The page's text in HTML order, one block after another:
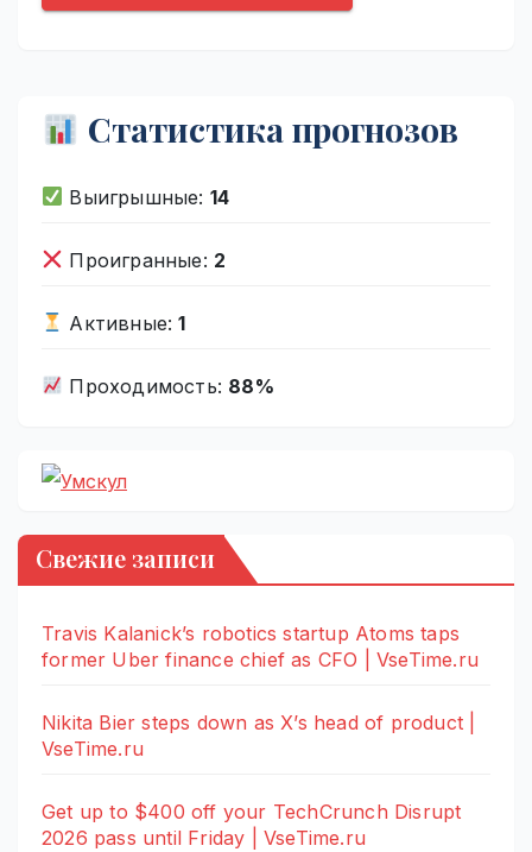
Статистика прогнозов
Выигрышные: 14
Проигранные: 2
Активные:1
Проходимость: 88%
Свежие записи
Travis Kalanick’s robotics startup Atoms taps
former Uber finance chief as CFO | VseTime.ru
Nikita Bier steps down as X’s head of product |
VseTime.ru
Get up to $400 off your TechCrunch Disrupt
2026 pass until Friday | VseTime.ru